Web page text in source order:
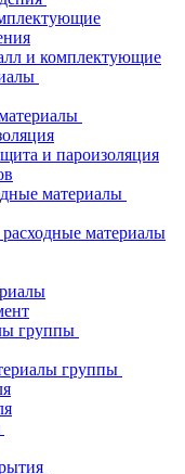
и комплектующие
и пароизоляция
материалы
материалы
группы
группы